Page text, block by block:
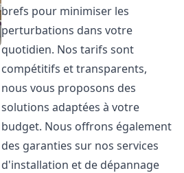
brefs pour minimiser les
perturbations dans votre
quotidien. Nos tarifs sont
compétitifs et transparents,
nous vous proposons des
solutions adaptées à votre
budget. Nous offrons également
des garanties sur nos services
d'installation et de dépannage